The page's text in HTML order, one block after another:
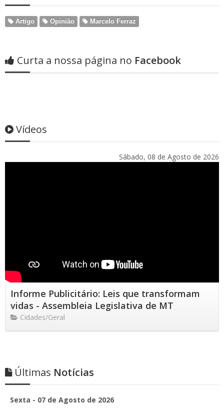
Artigo Opinião Marcelo Ferraz
Curta a nossa página no Facebook
Vídeos
Sábado, 08 de Agosto de 2026
Informe Publicitário: Leis que transformam
vidas - Assembleia Legislativa de MT
Cidades/Geral
Últimas Notícias
Sexta - 07 de Agosto de 2026